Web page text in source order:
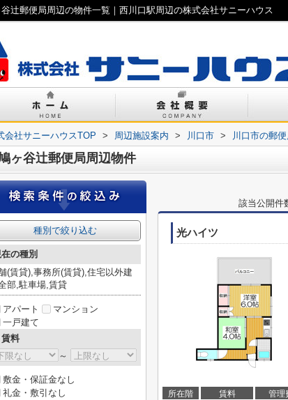
辻郵便局周辺の物件一覧｜西川口駅周辺の株式会社サニーハウス
会社サニーハウスTOP > 周辺施設案内 > 川口市 > 川口市の郵便
ヶ谷辻郵便局周辺物件
該当公開件
光ハイツ
所在階 賃料 管理
種別で絞り込む
の種別
(賃貸),事務所(賃貸),住宅以外建
部,駐車場,賃貸
アパート
マンション
一戸建て
料
～
敷金・保証金なし
礼金・敷引なし